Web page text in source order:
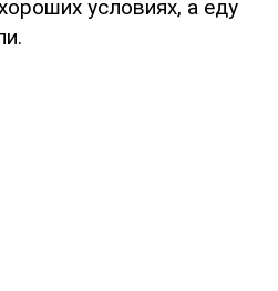
условиях, а еду